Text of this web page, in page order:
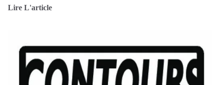
Lire L'article